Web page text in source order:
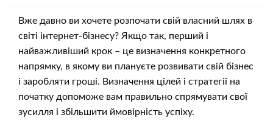
Вже давно ви хочете розпочати свій власний шлях в
світі інтернет-бізнесу? Якщо так, перший і
найважливіший крок – це визначення конкретного
напрямку, в якому ви плануєте розвивати свій бізнес
і заробляти гроші. Визначення цілей і стратегії на
початку допоможе вам правильно спрямувати свої
зусилля і збільшити ймовірність успіху.